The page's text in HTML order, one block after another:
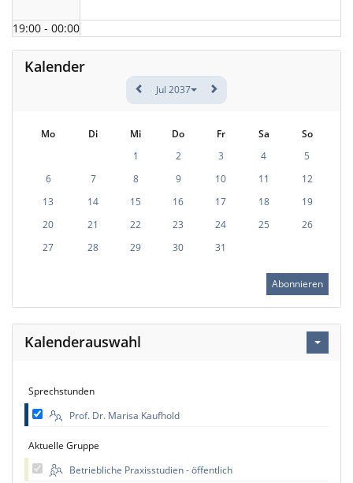
19:00 - 00:00
Kalender
Jul 2037
Mo Di Mi Do Fr Sa
So
1
2 3 4
5
6
7 8 9 10 11
12
13
14 15 16 17 18
19
20
21 22 23 24 25
26
27
28 29 30 31
Abonnieren
Kalenderauswahl
Sprechstunden
Prof. Dr. Marisa Kaufhold
Aktuelle Gruppe
Betriebliche Praxisstudien - öffentlich